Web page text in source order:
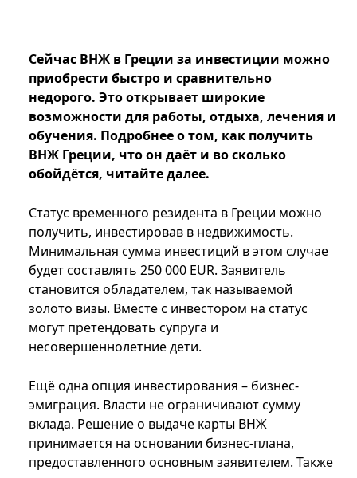
Сейчас ВНЖ в Греции за инвестиции можно
приобрести быстро и сравнительно
недорого. Это открывает широкие
возможности для работы, отдыха, лечения и
обучения. Подробнее о том, как получить
ВНЖ Греции, что он даёт и во сколько
обойдётся, читайте далее.
Статус временного резидента в Греции можно
получить, инвестировав в недвижимость.
Минимальная сумма инвестиций в этом случае
будет составлять 250 000 EUR. Заявитель
становится обладателем, так называемой
золото визы. Вместе с инвестором на статус
могут претендовать супруга и
несовершеннолетние дети.
Ещё одна опция инвестирования – бизнес-
эмиграция. Власти не ограничивают сумму
вклада. Решение о выдаче карты ВНЖ
принимается на основании бизнес-плана,
предоставленного основным заявителем. Также